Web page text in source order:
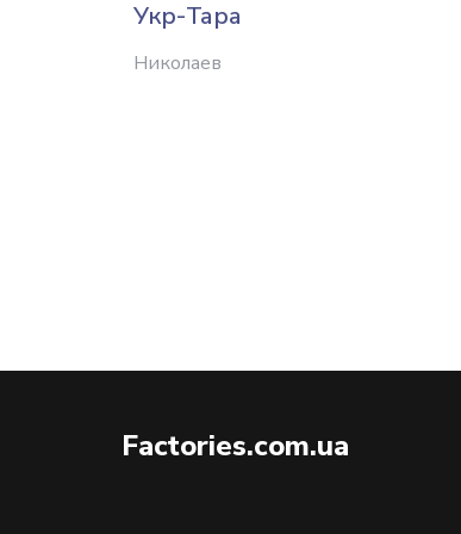
Укр-Тара
Николаев
Factories.com.ua